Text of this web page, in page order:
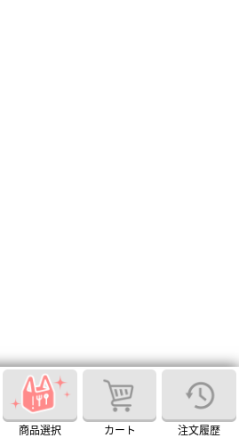
商品選択 カート 注文履歴